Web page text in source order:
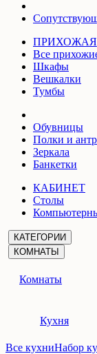
ПРИХОЖАЯ
Все
Шкафы
Вешкалки
Тумбы
Обувницы
Полки и
Зеркала
Банкетки
КАБИНЕТ
Столы
КАТЕГОРИИ
КОМНАТЫ
Комнаты
Кухня
Все кухниНабор